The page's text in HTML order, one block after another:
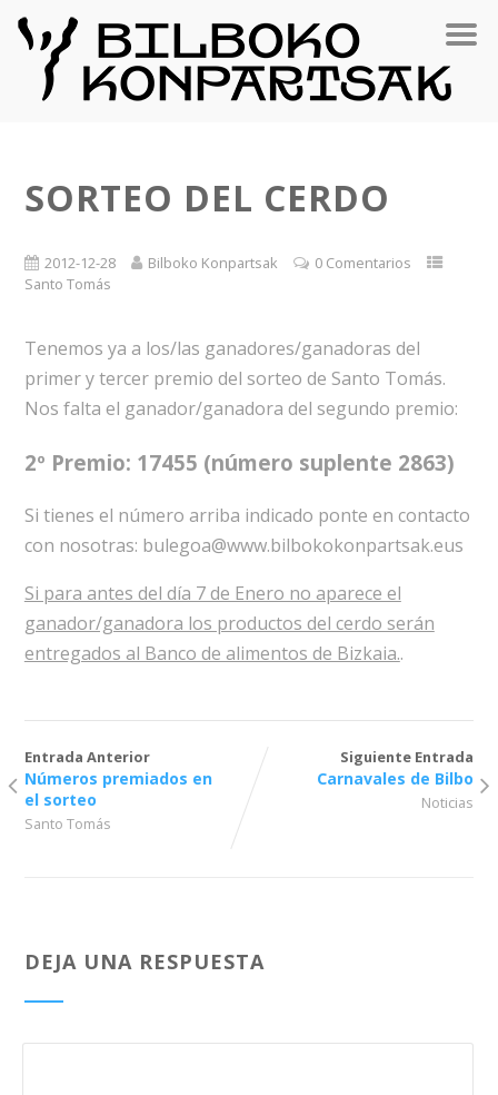
SORTEO DEL CERDO
2012-12-28 Bilboko Konpartsak
0 Comentarios
Santo Tomás
Tenemos ya a los/las ganadores/ganadoras del
primer y tercer premio del sorteo de Santo Tomás.
Nos falta el ganador/ganadora del segundo premio:
2º Premio: 17455 (número suplente 2863)
Si tienes el número arriba indicado ponte en contacto
con nosotras: bulegoa@www.bilbokokonpartsak.eus
Si para antes del día 7 de Enero no aparece el
ganador/ganadora los productos del cerdo serán
entregados al Banco de alimentos de Bizkaia..
Entrada Anterior
Números premiados en
el sorteo
Santo Tomás
Siguiente Entrada
Carnavales de Bilbo
Noticias
DEJA UNA RESPUESTA